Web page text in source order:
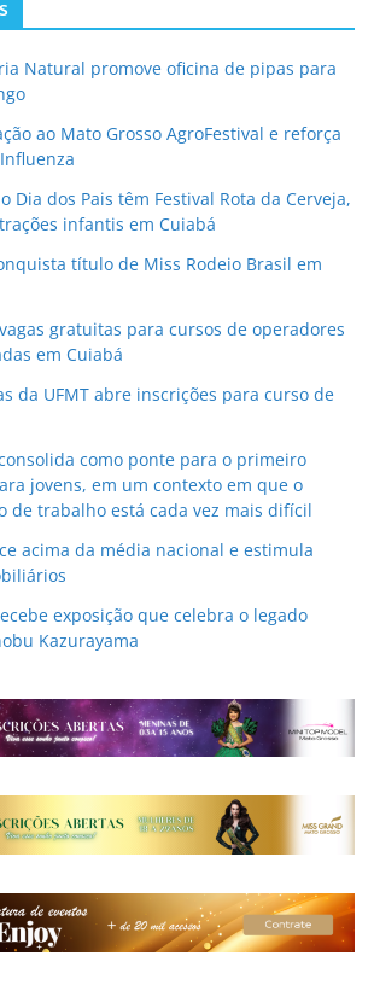
Natural promove oficina de pipas para
ao Mato Grosso AgroFestival e reforça
Dia dos Pais têm Festival Rota da Cerveja,
infantis em Cuiabá
título de Miss Rodeio Brasil em
gratuitas para cursos de operadores
em Cuiabá
da UFMT abre inscrições para curso de
como ponte para o primeiro
jovens, em um contexto em que o
de trabalho está cada vez mais difícil
acima da média nacional e estimula
exposição que celebra o legado
Kazurayama